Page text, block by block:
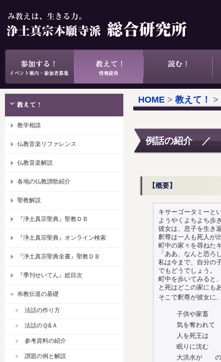
教学相談
仏教音楽リファレンス
仏教音楽解説
各地の仏教讃歌紹介
聖教解説
『浄土真宗聖典』聖教ＤＢ
『浄土真宗聖典』オンライン検索
『浄土真宗聖典全書』聖教ＤＢ
『季刊せいてん』総目次
布教伝道の基礎
法話の作り方
法話のＱ&Ａ
参考資料の紹介
讃題の例と解説
HOME > 教えて！ >
例話の紹介 ／
【概要】
キサーゴータミーと
ようやくよちよち歩
彼女は、息子を生き
釈尊は一人も死人が
町中の家々を尋ねた
「ああ、なんと恐ろ
私は今まで、自分の
でもどうでしょう。
町中を歩いてみると
と死はどこの家にも
そこで釈尊が彼女に
子供や家畜
気を奪われ
人を死王は
眠りに沈む
大洪水が の